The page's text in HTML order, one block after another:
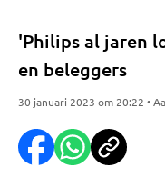
'Philips al jaren
en beleggers
30 januari 2023 om 20:22 •